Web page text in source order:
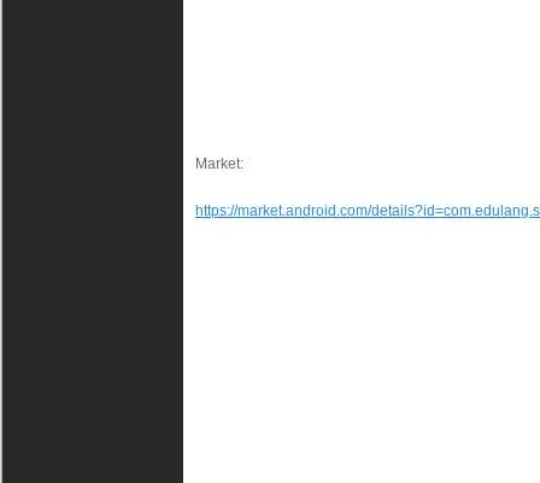
Market:
https://market.android.com/